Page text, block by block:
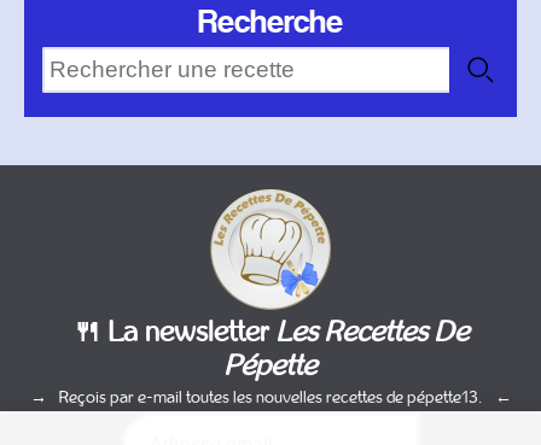
Recherche
🍴 La newsletter Les Recettes De
Pépette
Reçois par e-mail toutes les nouvelles recettes de pépette13.